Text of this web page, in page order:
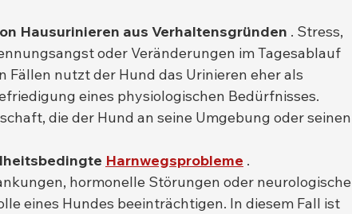
Hausurinieren aus Verhaltensgründen . Stress,
oder Veränderungen im Tagesablauf
Fällen nutzt der Hund das Urinieren eher als
eines physiologischen Bedürfnisses.
die der Hund an seine Umgebung oder seinen
Harnwegsprobleme .
hormonelle Störungen oder neurologische
eines Hundes beeinträchtigen. In diesem Fall ist